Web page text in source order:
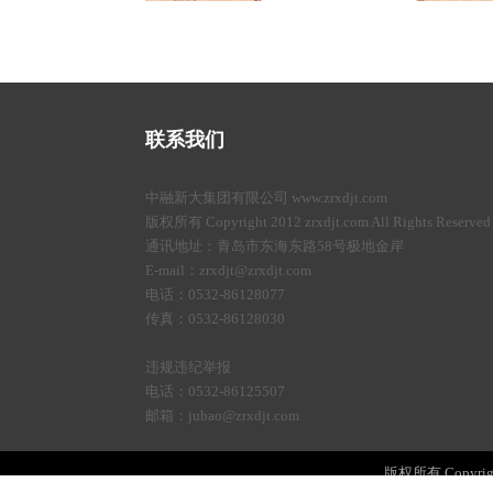
联系我们
中融新大集团有限公司 www.zrxdjt.com
版权所有 Copyright 2012 zrxdjt.com All Rights Reserved
通讯地址：青岛市东海东路58号极地金岸
E-mail：zrxdjt@zrxdjt.com
电话：0532-86128077
传真：0532-86128030
违规违纪举报
电话：0532-86125507
邮箱：jubao@zrxdjt.com
版权所有